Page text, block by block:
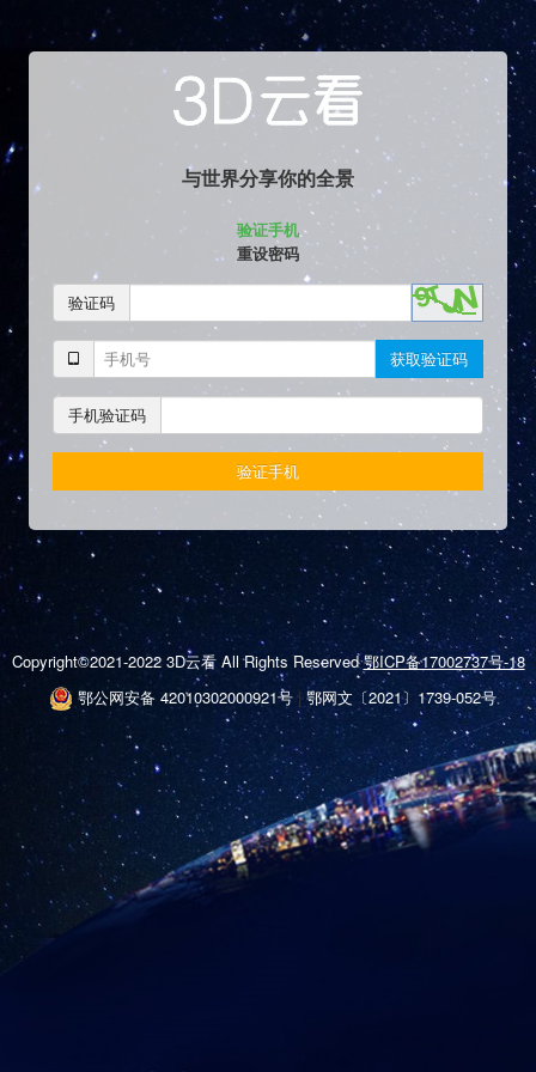
与世界分享你的全景
验证手机
重设密码
验证码
获取验证码
手机验证码
验证手机
Copyright©2021-2022 3D云看 All Rights Reserved鄂ICP备17002737号-18
鄂公网安备 42010302000921号| 鄂网文〔2021〕1739-052号